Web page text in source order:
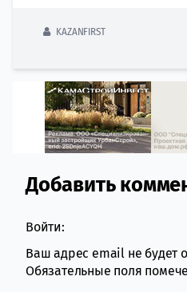
KAZANFIRST
Comment
Добавить
Войти:
Ваш адрес email не будет
Обязательные поля